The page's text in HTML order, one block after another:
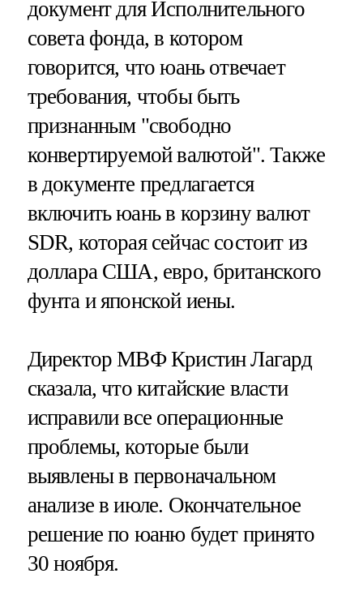
документ для Исполнительного
совета фонда, в котором
говорится, что юань отвечает
требования, чтобы быть
признанным "свободно
конвертируемой валютой". Также
в документе предлагается
включить юань в корзину валют
SDR, которая сейчас состоит из
доллара США, евро, британского
фунта и японской иены.
Директор МВФ Кристин Лагард
сказала, что китайские власти
исправили все операционные
проблемы, которые были
выявлены в первоначальном
анализе в июле. Окончательное
решение по юаню будет принято
30 ноября.